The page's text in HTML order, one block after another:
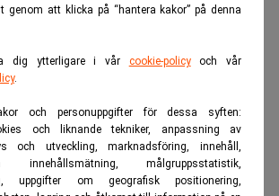
genom att klicka på “hantera kakor” på denna
dig ytterligare i vår cookie-policyoch vår
.
och personuppgifter för dessa syften:
och liknande tekniker, anpassning av
och utveckling, marknadsföring, innehåll,
målgruppsstatistik,
uppgifter om geografisk positionering,